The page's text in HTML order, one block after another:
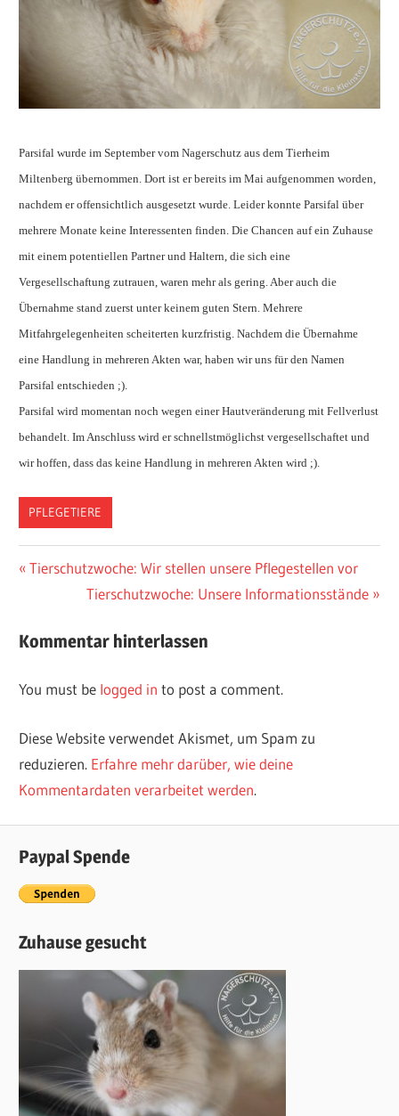
Parsifal wurde im September vom Nagerschutz aus dem Tierheim
Miltenberg übernommen. Dort ist er bereits im Mai aufgenommen worden,
nachdem er offensichtlich ausgesetzt wurde. Leider konnte Parsifal über
mehrere Monate keine Interessenten finden. Die Chancen auf ein Zuhause
mit einem potentiellen Partner und Haltern, die sich eine
Vergesellschaftung zutrauen, waren mehr als gering. Aber auch die
Übernahme stand zuerst unter keinem guten Stern. Mehrere
Mitfahrgelegenheiten scheiterten kurzfristig. Nachdem die Übernahme
eine Handlung in mehreren Akten war, haben wir uns für den Namen
Parsifal entschieden ;).
Parsifal wird momentan noch wegen einer Hautveränderung mit Fellverlust
behandelt. Im Anschluss wird er schnellstmöglichst vergesellschaftet und
wir hoffen, dass das keine Handlung in mehreren Akten wird ;).
PFLEGETIERE
navigation
Vorheriger
Tierschutzwoche: Wir stellen unsere Pflegestellen vor
Nächster
Tierschutzwoche: Unsere Informationsstände
Kommentar hinterlassen
You must be logged in to post a comment.
Diese Website verwendet Akismet, um Spam zu
reduzieren. Erfahre mehr darüber, wie deine
Kommentardaten verarbeitet werden.
Paypal Spende
Zuhause gesucht